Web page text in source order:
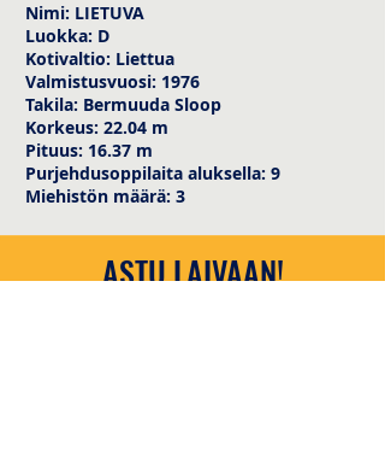
Nimi: LIETUVA
Luokka: D
Kotivaltio: Liettua
Valmistusvuosi: 1976
Takila: Bermuuda Sloop
Korkeus: 22.04 m
Pituus: 16.37 m
Purjehdusoppilaita aluksella: 9
Miehistön määrä: 3
ASTU LAIVAAN!